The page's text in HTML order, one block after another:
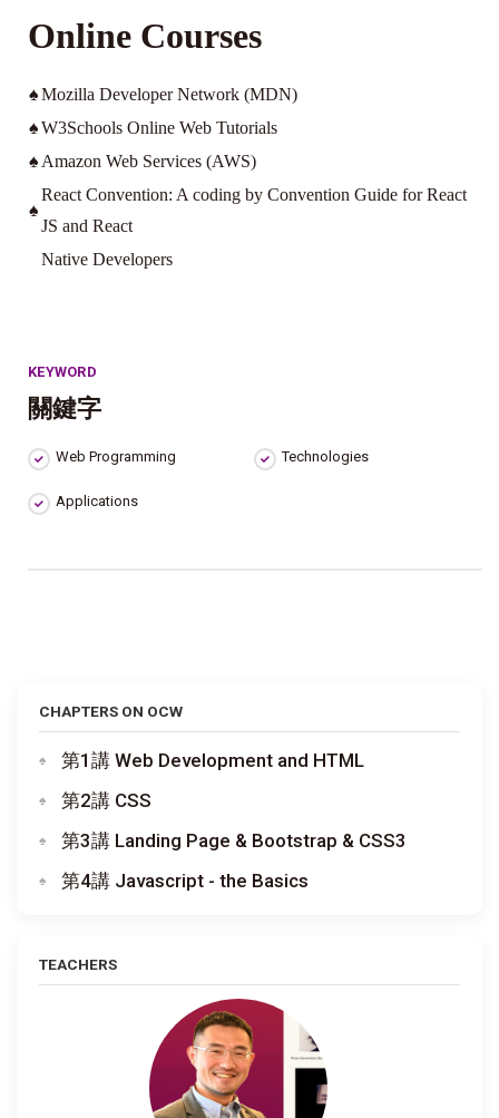
Online Courses
♠Mozilla Developer Network (MDN)
♠W3Schools Online Web Tutorials
♠ Amazon Web Services (AWS)
♠
React Convention: A coding by Convention Guide for React
JS and React
Native Developers
KEYWORD
關鍵字
Web Programming Technologies
Applications
CHAPTERS ON OCW
第1講 Web Development and HTML
第2講 CSS
第3講 Landing Page & Bootstrap & CSS3
第4講 Javascript - the Basics
TEACHERS